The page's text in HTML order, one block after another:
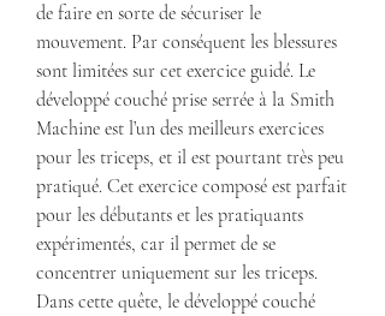
de faire en sorte de sécuriser le
mouvement. Par conséquent les blessures
sont limitées sur cet exercice guidé. Le
développé couché prise serrée à la Smith
Machine est l’un des meilleurs exercices
pour les triceps, et il est pourtant très peu
pratiqué. Cet exercice composé est parfait
pour les débutants et les pratiquants
expérimentés, car il permet de se
concentrer uniquement sur les triceps.
Dans cette quête, le développé couché